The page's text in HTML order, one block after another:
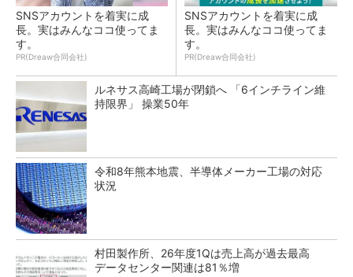
SNSアカウントを着実に成
長。実はみんなココ使ってま
す。
PR(Dreaw合同会社)
SNSアカウントを着実に成
長。実はみんなココ使ってま
す。
PR(Dreaw合同会社)
ルネサス高崎工場が閉鎖へ 「6インチライン維
持限界」 操業50年
令和8年熊本地震、半導体メーカー工場の対応
状況
村田製作所、26年度1Qは売上高が過去最高
データセンター関連は81％増